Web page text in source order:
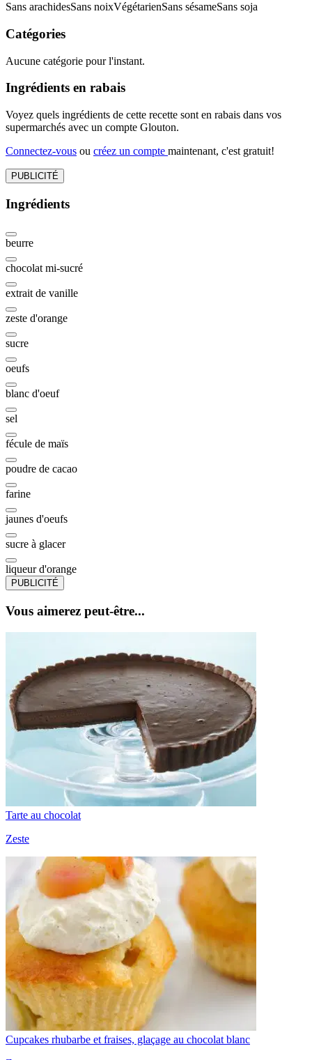
Sans arachidesSans noixVégétarienSans sésameSans soja
Catégories
Aucune catégorie pour l'instant.
Ingrédients en rabais
Voyez quels ingrédients de cette recette sont en rabais dans vos
supermarchés avec un compte Glouton.
Connectez-vous ou créez un compte maintenant, c'est gratuit!
PUBLICITÉ
Ingrédients
beurre
chocolat mi-sucré
extrait de vanille
zeste d'orange
sucre
oeufs
blanc d'oeuf
sel
fécule de maïs
poudre de cacao
farine
jaunes d'oeufs
sucre à glacer
liqueur d'orange
PUBLICITÉ
Vous aimerez peut-être...
Tarte au chocolat
Zeste
Cupcakes rhubarbe et fraises, glaçage au chocolat blanc